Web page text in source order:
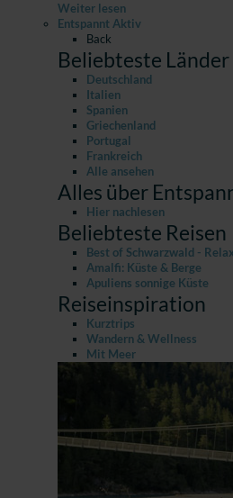
Weiter lesen
Entspannt Aktiv
Back
Beliebteste Länder
Deutschland
Italien
Spanien
Griechenland
Portugal
Frankreich
Alle ansehen
Alles über
Hier nachlesen
Beliebteste Reisen
Best of Schwarzwald -
Amalfi: Küste & Berge
Apuliens sonnige Küste
Reiseinspiration
Kurztrips
Wandern & Wellness
Mit Meer